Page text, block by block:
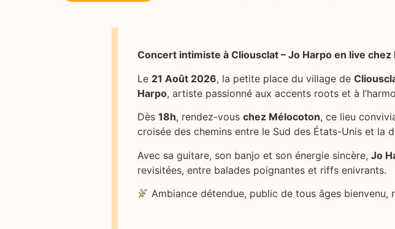
Concert intimiste à Cliousclat – Jo Harpo en live
Le 21 Août 2026, la petite place du village de
Harpo, artiste passionné aux accents roots et à
Dès 18h, rendez-vous chez Mélocoton, ce lieu
croisée des chemins entre le Sud des États-Unis et la
Avec sa guitare, son banjo et son énergie sincère, Jo
revisitées, entre balades poignantes et riffs enivrants.
Ambiance détendue, public de tous âges bienvenu,